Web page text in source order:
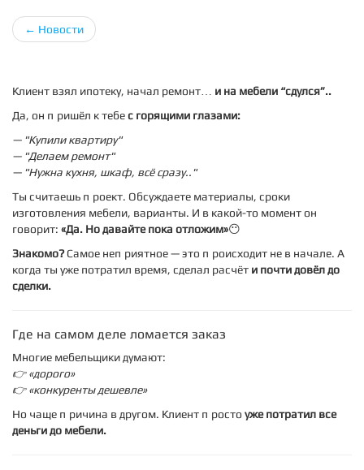
← Новости
Клиент взял ипотеку, начал ремонт… и на мебели “сдулся”..
Да, он пришёл к тебес горящими глазами:
— "Купили квартиру"
— "Делаем ремонт"
— "Нужна кухня, шкаф, всё сразу.."
Ты считаешь проект. Обсуждаете материалы, сроки
изготовления мебели, варианты. И в какой-то момент он
говорит: «Да. Но давайте пока отложим»😶
Знакомо?Самое неприятное — это происходит не в начале. А
когда ты уже потратил время, сделал расчёт и почти довёл до
сделки.
Где на самом деле ломается заказ
Многие мебельщики думают:
👉 «дорого»
👉 «конкуренты дешевле»
Но чаще причина в другом. Клиент просто уже потратил все
деньги до мебели.